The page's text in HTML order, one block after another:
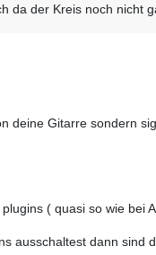
da der Kreis noch nicht
deine Gitarre sondern
( quasi so wie bei
ausschaltest dann sind